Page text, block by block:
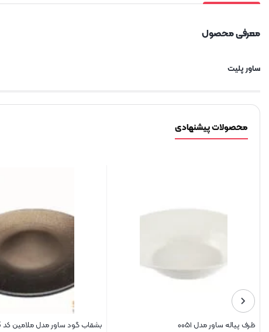
معرفی محصول
ساور پلیت
محصولات پیشنهادی
ظرف پياله ساور مدل ۰۰۵۱ بشقاب گود ساور مدل ملامین کد 2003